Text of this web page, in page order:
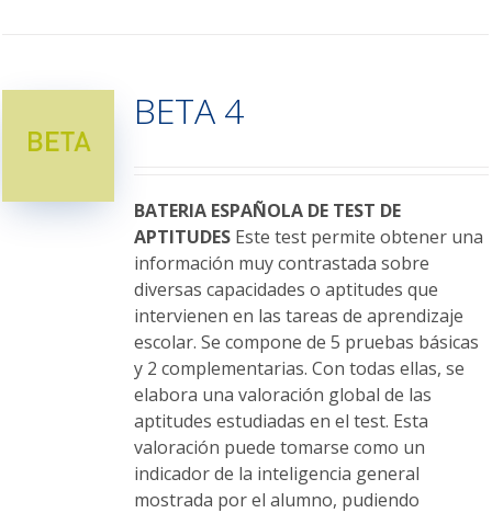
Las
opciones
elegir
en
la
página
de
producto
BETA 4
BATERIA ESPAÑOLA DE TEST DE
APTITUDESEste test permite obtener una
información muy contrastada sobre
diversas capacidades o aptitudes que
intervienen en las tareas de aprendizaje
escolar. Se compone de 5 pruebas básicas
y 2 complementarias. Con todas ellas, se
elabora una valoración global de las
aptitudes estudiadas en el test. Esta
valoración puede tomarse como un
indicador de la inteligencia general
mostrada por el alumno, pudiendo